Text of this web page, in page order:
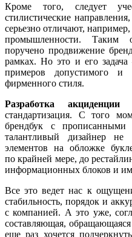
Кроме того, следует
стилистические
серьезно отличают,
промышленности. Таким
поручено продвижение
рамках. Но это и его
примеров допустимого и
фирменного стиля.
Разработка акциденции—
стандартизация. С того
брендбук с
талантливый дизайнер не
элементов на обложке
по крайней мере, до
информационных блоков и
Все это ведет нас к
стабильность, порядок и
с компанией. А это уже,
составляющая,
еще раз хочется